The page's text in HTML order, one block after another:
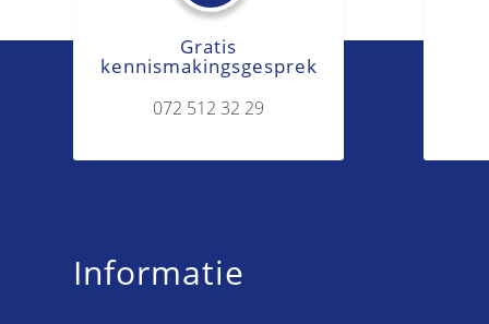
Gratis
kennismakingsgesprek
072 512 32 29
Informatie